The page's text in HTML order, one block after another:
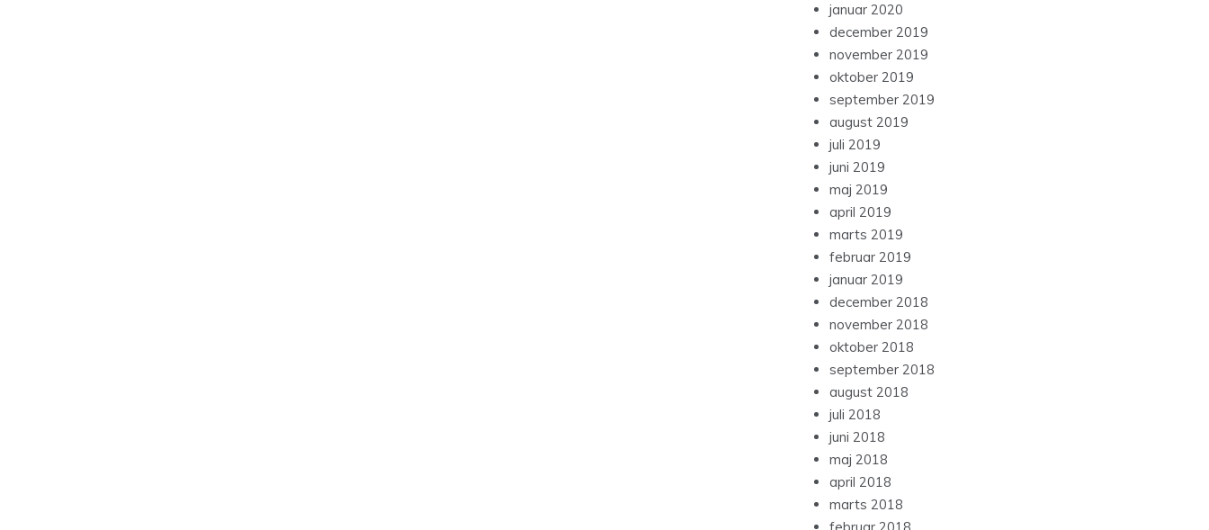
januar 2020
december 2019
november 2019
oktober 2019
september 2019
august 2019
juli 2019
juni 2019
maj 2019
april 2019
marts 2019
februar 2019
januar 2019
december 2018
november 2018
oktober 2018
september 2018
august 2018
juli 2018
juni 2018
maj 2018
april 2018
marts 2018